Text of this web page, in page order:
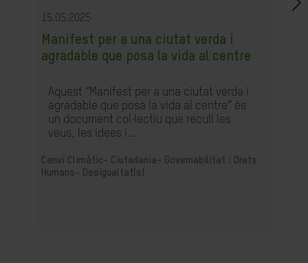
15.05.2025
Manifest per a una ciutat verda i
agradable que posa la vida al centre
Aquest “Manifest per a una ciutat verda i
agradable que posa la vida al centre” és
un document col·lectiu que recull les
veus, les idees i...
Canvi Climàtic-
Ciutadania- Governabilitat i Drets
Humans-
Desigualtat(s)